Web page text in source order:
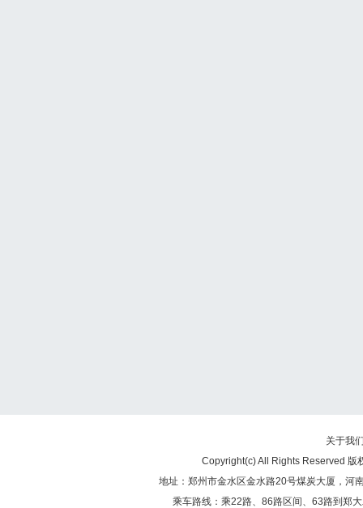
关于我
Copyright(c) All Rights Reserved 版
地址：郑州市金水区金水路20号煤炭大厦，河
乘车路线：乘22路、86路区间、63路到郑